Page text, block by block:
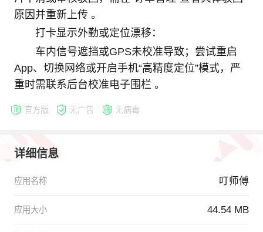
原因并重新上传 。
打卡显示外勤或定位漂移：
车内信号遮挡或GPS未校准导致；尝试重启
App、切换网络或开启手机“高精度定位”模式，严
重时需联系后台校准电子围栏 。
官方版 无广告 无病毒
详细信息
应用名称 叮师傅
应用大小 44.54 MB